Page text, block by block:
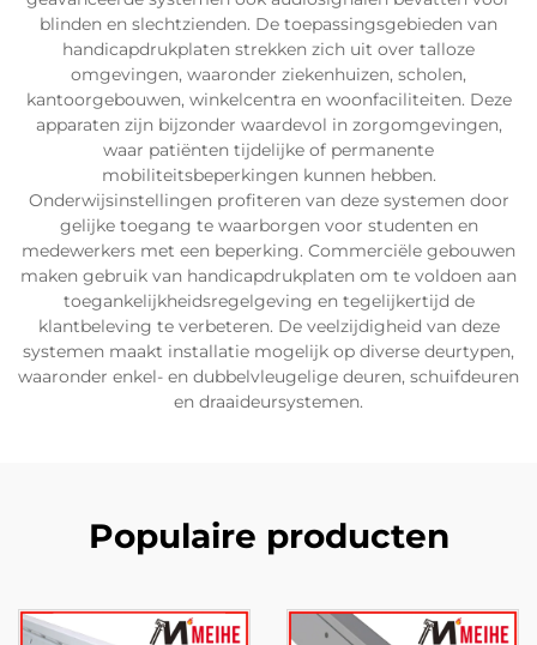
blinden en slechtzienden. De toepassingsgebieden van
handicapdrukplaten strekken zich uit over talloze
omgevingen, waaronder ziekenhuizen, scholen,
kantoorgebouwen, winkelcentra en woonfaciliteiten. Deze
apparaten zijn bijzonder waardevol in zorgomgevingen,
waar patiënten tijdelijke of permanente
mobiliteitsbeperkingen kunnen hebben.
Onderwijsinstellingen profiteren van deze systemen door
gelijke toegang te waarborgen voor studenten en
medewerkers met een beperking. Commerciële gebouwen
maken gebruik van handicapdrukplaten om te voldoen aan
toegankelijkheidsregelgeving en tegelijkertijd de
klantbeleving te verbeteren. De veelzijdigheid van deze
systemen maakt installatie mogelijk op diverse deurtypen,
waaronder enkel- en dubbelvleugelige deuren, schuifdeuren
en draaideursystemen.
Populaire producten